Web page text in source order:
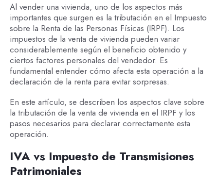
Al vender una vivienda, uno de los aspectos más
importantes que surgen es la tributación en el Impuesto
sobre la Renta de las Personas Físicas (IRPF). Los
impuestos de la venta de vivienda pueden variar
considerablemente según el beneficio obtenido y
ciertos factores personales del vendedor. Es
fundamental entender cómo afecta esta operación a la
declaración de la renta para evitar sorpresas.
En este artículo, se describen los aspectos clave sobre
la tributación de la venta de vivienda en el IRPF y los
pasos necesarios para declarar correctamente esta
operación.
IVA vs Impuesto de Transmisiones
Patrimoniales